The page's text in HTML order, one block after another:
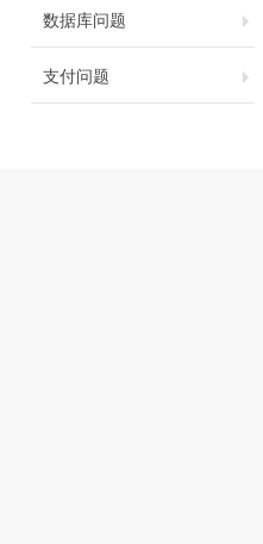
数据库问题
支付问题